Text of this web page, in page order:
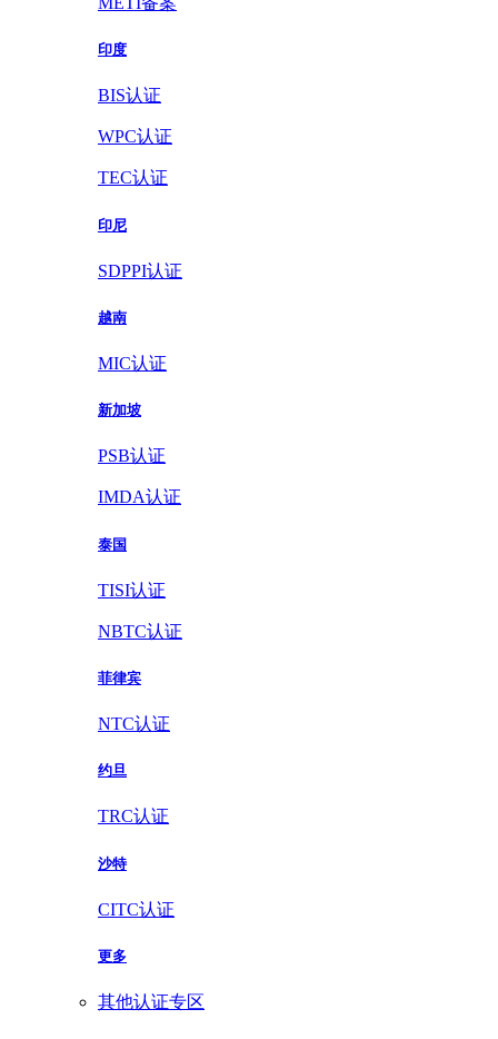
印度
BIS认证
WPC认证
TEC认证
印尼
SDPPI认证
越南
MIC认证
新加坡
PSB认证
IMDA认证
泰国
TISI认证
NBTC认证
菲律宾
NTC认证
约旦
TRC认证
沙特
CITC认证
更多
其他认证专区